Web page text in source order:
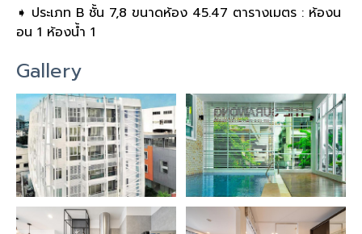
➧ ประเภท B ชั้น 7,8 ขนาดห้อง 45.47 ตารางเมตร : ห้องน
อน 1 ห้องน้ำ 1
Gallery